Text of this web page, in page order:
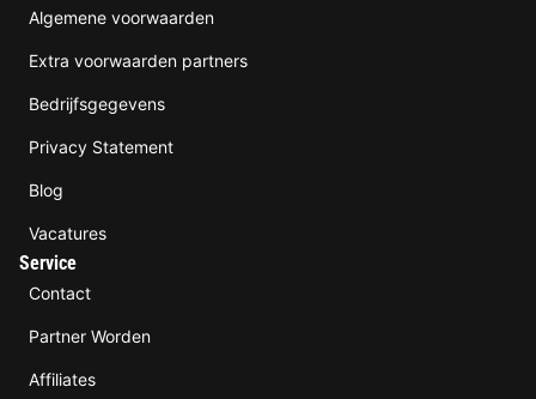
Algemene voorwaarden
Extra voorwaarden partners
Bedrijfsgegevens
Privacy Statement
Blog
Vacatures
Service
Contact
Partner Worden
Affiliates